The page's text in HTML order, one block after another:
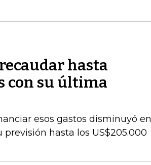
hasta
con su última
esos gastos disminuyó en
hasta los US$205.000